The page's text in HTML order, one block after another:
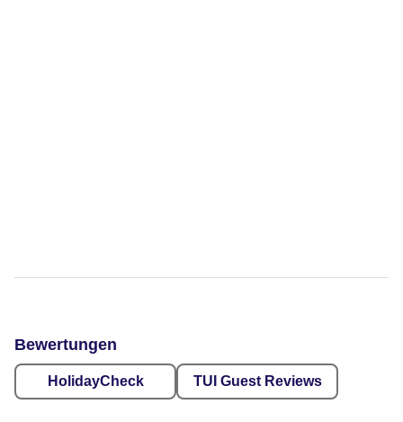
Bewertungen
HolidayCheck TUI Guest Reviews